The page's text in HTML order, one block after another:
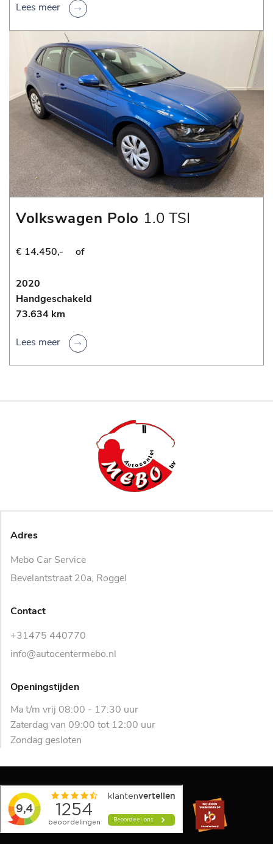
Lees meer
Volkswagen Polo 1.0 TSI
€ 14.450,- of
2020
Handgeschakeld
73.634 km
Lees meer
Adres
Mebo Car Service
Bevelantstraat 20a, Roggel
Contact
+31475 440770
info@autocentermebo.nl
Openingstijden
Ma t/m vrij 08:00 - 17:30 uur
Zaterdag van 09:00 tot 12:00 uur
Zondag gesloten